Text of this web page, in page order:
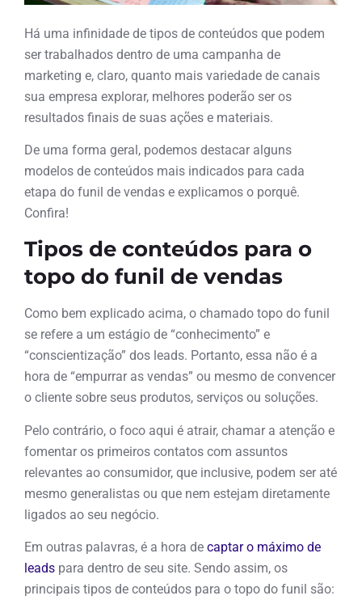
Há uma infinidade de tipos de conteúdos que podem
ser trabalhados dentro de uma campanha de
marketing e, claro, quanto mais variedade de canais
sua empresa explorar, melhores poderão ser os
resultados finais de suas ações e materiais.
De uma forma geral, podemos destacar alguns
modelos de conteúdos mais indicados para cada
etapa do funil de vendas e explicamos o porquê.
Confira!
Tipos de conteúdos para o
topo do funil de vendas
Como bem explicado acima, o chamado topo do funil
se refere a um estágio de “conhecimento” e
“conscientização” dos leads. Portanto, essa não é a
hora de “empurrar as vendas” ou mesmo de convencer
o cliente sobre seus produtos, serviços ou soluções.
Pelo contrário, o foco aqui é atrair, chamar a atenção e
fomentar os primeiros contatos com assuntos
relevantes ao consumidor, que inclusive, podem ser até
mesmo generalistas ou que nem estejam diretamente
ligados ao seu negócio.
Em outras palavras, é a hora de captar o máximo de
leads para dentro de seu site. Sendo assim, os
principais tipos de conteúdos para o topo do funil são: